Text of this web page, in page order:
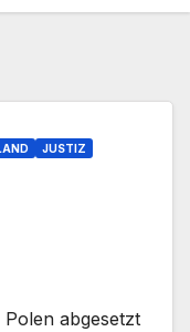
JUSTIZ
abgesetzt